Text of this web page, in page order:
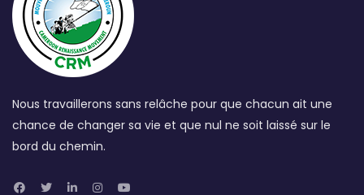
Nous travaillerons sans relâche pour que chacun ait une
chance de changer sa vie et que nul ne soit laissé sur le
bord du chemin.